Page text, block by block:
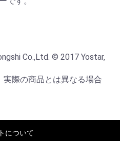
Co.,Ltd. © 2017 Yostar,
際の商品とは異なる場合
について